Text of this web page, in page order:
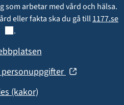
som arbetar med vård och hälsa.
eller fakta ska du gå till 1177.se
.
(öppnas
(kakor)